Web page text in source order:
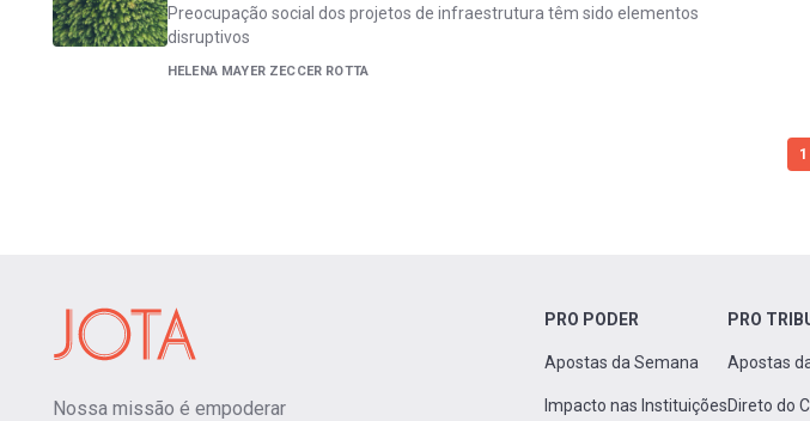
Preocupação social dos projetos de infraestrutura têm sido elementos
disruptivos
HELENA MAYER ZECCER ROTTA
1
Nossa missão é empoderar
PRO PODER
Apostas da Semana
Impacto nas Instituições
PRO
Apostas
Direto do